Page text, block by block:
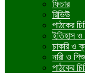
ফিচার
রিভিউ
পাঠকের
ইতিহাস
চাকরি ও
নারী ও শিশু
পাঠকের